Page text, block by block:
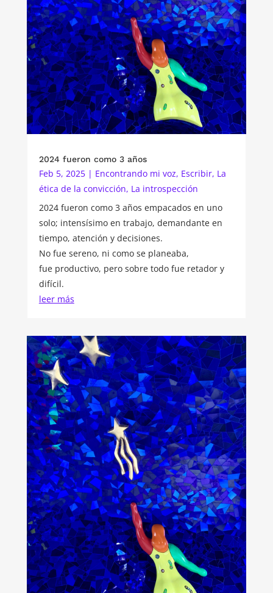
2024 fueron como 3 años
Feb 5, 2025| Encontrando mi voz, Escribir, La
ética de la convicción, La introspección
2024 fueron como 3 años empacados en uno
solo; intensísimo en trabajo, demandante en
tiempo, atención y decisiones.
No fue sereno, ni como se planeaba,
fue productivo, pero sobre todo fue retador y
difícil.
leer más